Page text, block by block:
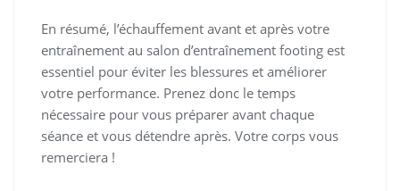
En résumé, l’échauffement avant et après votre
entraînement au salon d’entraînement footing est
essentiel pour éviter les blessures et améliorer
votre performance. Prenez donc le temps
nécessaire pour vous préparer avant chaque
séance et vous détendre après. Votre corps vous
remerciera !